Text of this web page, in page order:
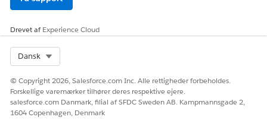
LØSTE DENNE ARTIKEL DIT PROBLEM?
Ja Nej
Drevet afExperience Cloud
Dansk
© Copyright 2026, Salesforce.com Inc. Alle rettigheder forbeholdes.
Forskellige varemærker tilhører deres respektive ejere.
salesforce.com Danmark, filial af SFDC Sweden AB. Kampmannsgade 2,
1604 Copenhagen, Denmark